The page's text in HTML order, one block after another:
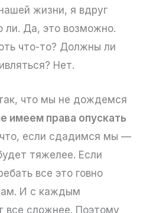
жизни, я вдруг
ли. Да, это возможно.
что-то? Должны ли
Нет.
что мы не дождемся
имеем права опускать
если сдадимся мы —
тяжелее. Если
все это говно
И с каждым
все сложнее. Поэтому